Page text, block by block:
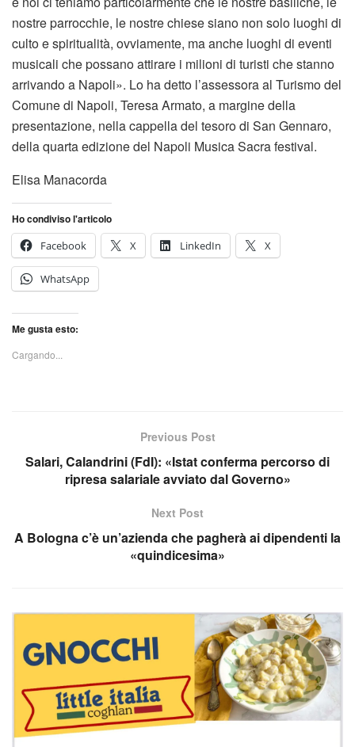
nostre parrocchie, le nostre chiese siano non solo luoghi di
culto e spiritualità, ovviamente, ma anche luoghi di eventi
musicali che possano attirare i milioni di turisti che stanno
arrivando a Napoli». Lo ha detto l’assessora al Turismo del
Comune di Napoli, Teresa Armato, a margine della
presentazione, nella cappella del tesoro di San Gennaro,
della quarta edizione del Napoli Musica Sacra festival.
Elisa Manacorda
Ho condiviso l'articolo
Facebook
X LinkedIn X
WhatsApp
Me gusta esto:
Cargando...
Previous Post
Salari, Calandrini (FdI): «Istat conferma percorso di
ripresa salariale avviato dal Governo»
Next Post
A Bologna c’è un’azienda che pagherà ai dipendenti la
«quindicesima»